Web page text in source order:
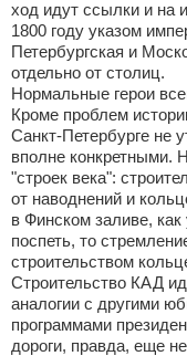
ход идут ссылки и на
1800 году указом
Петербургская и
отдельно от столиц.
Нормальные герои
Кроме проблем
Санкт-Петербурге не
вполне конкретными.
"строек века":
от наводнений и
в Финском заливе,
поспеть, то
строительством
Строительство КАД
аналогии с другими
программами
дороги, правда, еще